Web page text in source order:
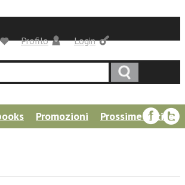
Login
Profilo
Promozioni
Prossime uscite